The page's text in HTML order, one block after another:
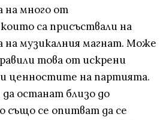
на много от
са присъствали на
музикалния магнат. Може
това от искрени
ценностите на партията.
останат близо до
също се опитват да се